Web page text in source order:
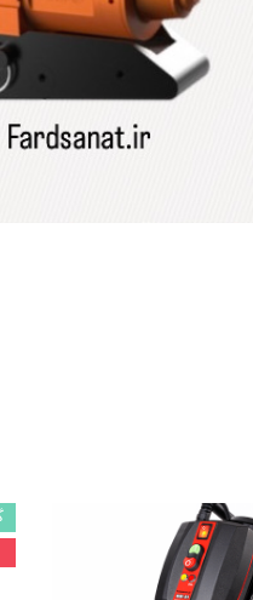
ماشین آلات و تجهیزات
ماشین آلات و تجهیزات
ماشین آلات و تجهیزات